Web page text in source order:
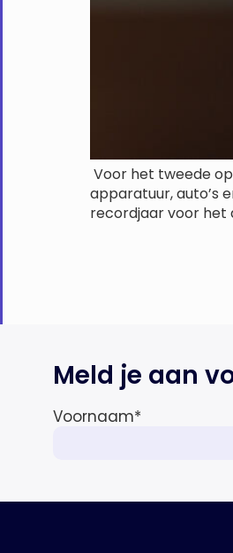
Voor het tweede
apparatuur, auto’s
recordjaar voor het
Meld je aan
Voornaam*